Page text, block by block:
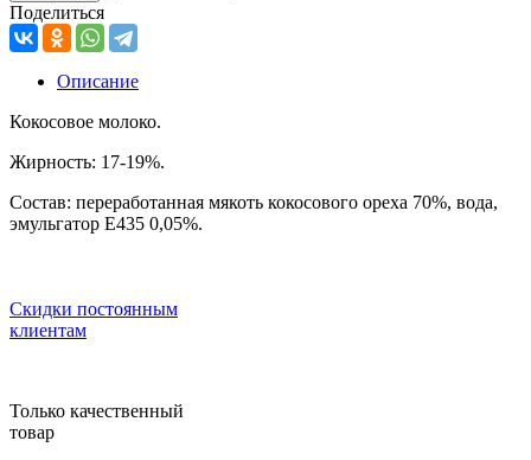
Поделиться
Описание
Кокосовое молоко.
Жирность: 17-19%.
Состав: переработанная мякоть кокосового ореха 70%, вода,
эмульгатор E435 0,05%.
Скидки постоянным
клиентам
Только качественный
товар